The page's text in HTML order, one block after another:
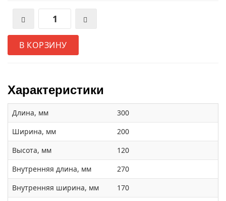
В КОРЗИНУ
Характеристики
Длина, мм
300
Ширина, мм
200
Высота, мм
120
Внутренняя длина, мм
270
Внутренняя ширина, мм
170